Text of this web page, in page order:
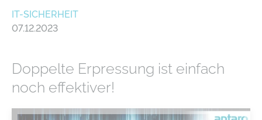
IT-SICHERHEIT
07.12.2023
Doppelte Erpressung ist einfach
noch effektiver!